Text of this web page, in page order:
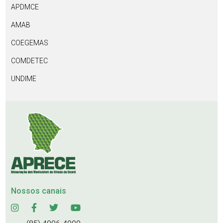
APDMCE
AMAB
COEGEMAS
COMDETEC
UNDIME
Nossos canais